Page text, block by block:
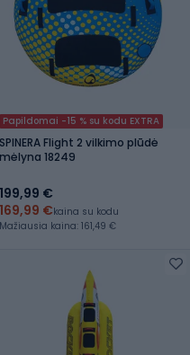
Papildomai -15 % su kodu EXTRA
SPINERA Flight 2 vilkimo plūdė
mėlyna 18249
199,99 €
169,99 €kaina su kodu
Mažiausia kaina: 161,49 €